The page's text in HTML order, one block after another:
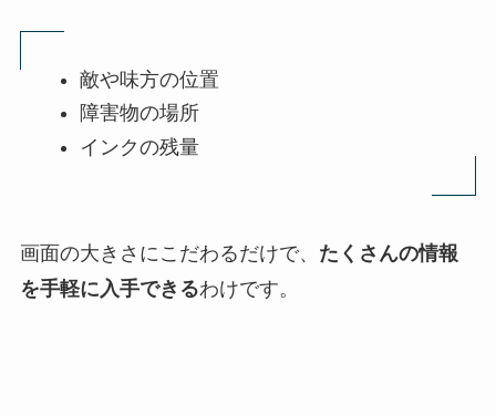
敵や味方の位置
障害物の場所
インクの残量
画面の大きさにこだわるだけで、 たくさんの情報
を手軽に入手できるわけです。